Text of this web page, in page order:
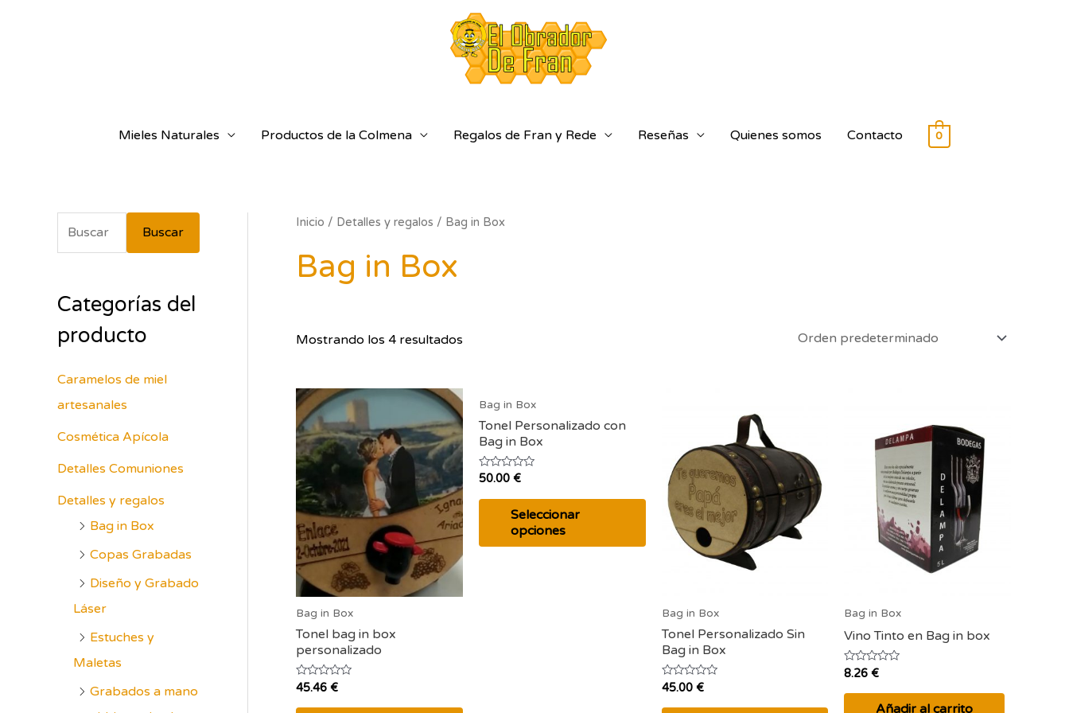
Mieles Naturales Productos de la Colmena Regalos de Fran y Rede Reseñas Quienes somos Contacto 0
u
c
r
p
o
Buscar
Categorías del
producto
Caramelos de miel
artesanales
Cosmética Apícola
Detalles Comuniones
Detalles y regalos
Bag in Box
Copas Grabadas
Diseño y Grabado
Láser
Estuches y
Maletas
Grabados a mano
Inicio / Detalles y regalos / Bag in Box
Bag in Box
Mostrando los 4 resultados
Bag in Box
Tonel bag in box
personalizado
Valorado
0
45.46 €
Bag in Box
Tonel Personalizado con
Bag in Box
Valorado
0
50.00 €
Seleccionar
opciones
Bag in Box
Tonel Personalizado Sin
Bag in Box
Valorado
0
45.00 €
Bag in Box
Vino Tinto en Bag in box
Valorado
0
8.26€
Añadir al carrito